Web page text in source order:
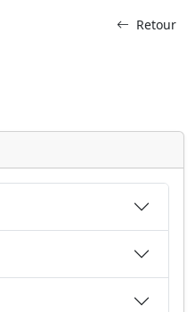
Retour